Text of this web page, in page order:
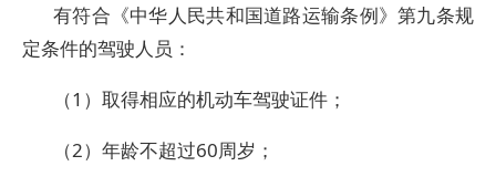
有符合《中华人民共和国道路运输条例》第九条规
定条件的驾驶人员：
（1）取得相应的机动车驾驶证件；
（2）年龄不超过60周岁；